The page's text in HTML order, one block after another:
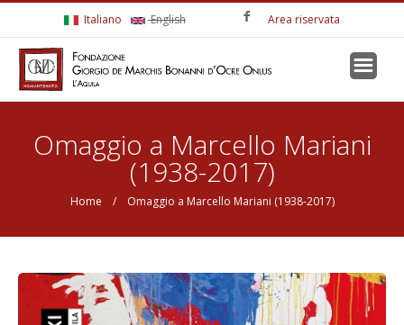
Italiano English Area riservata
Omaggio a Marcello Mariani
(1938-2017)
Tu sei qui
Home / Omaggio a Marcello Mariani (1938-2017)